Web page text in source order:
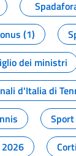
(1)
dei ministri
d'Italia di